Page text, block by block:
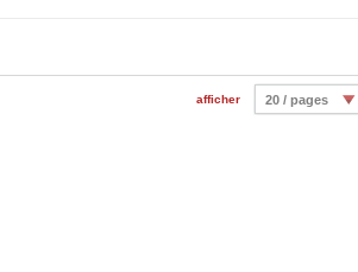
afficher 20 / pages